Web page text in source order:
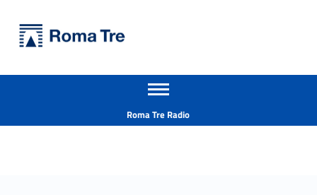
Prof.ssa ANNA MARIA BISCOTTI insegnamenti - Università Roma Tre
Apri il menu secondario
Roma Tre Radio